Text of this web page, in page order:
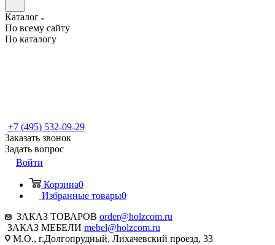
Каталог
По всему сайту
По каталогу
+7 (495) 532-09-29
Заказать звонок
Задать вопрос
Войти
Корзина0
Избранные товары0
ЗАКАЗ ТОВАРОВ order@holzcom.ru
ЗАКАЗ МЕБЕЛИ mebel@holzcom.ru
М.О., г.Долгопрудный, Лихачевский проезд, 33